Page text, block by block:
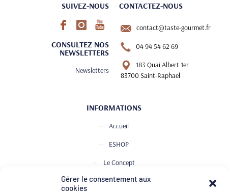
Gérer le consentement aux
cookies
SUIVEZ-NOUS
CONSULTEZ NOS
NEWSLETTERS
Newsletters
CONTACTEZ-NOUS
contact@taste-gourmet.fr
04 94 54 62 69
183 Quai Albert 1er
83700 Saint-Raphael
INFORMATIONS
Accueil
ESHOP
Le Concept
Club de Dégustation